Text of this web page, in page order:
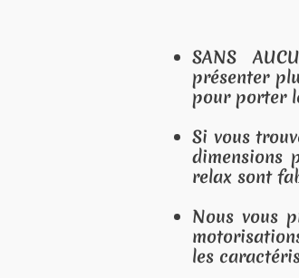
OBLIGATION, nous
modèles de relax. Vous
sièges et les déposer dans votre
un modèle plaisant et
(hauteur de la tête,
made in Europe !
les revêtements (cuir,
possibles (LIFT, double moteur,
techniques des différents